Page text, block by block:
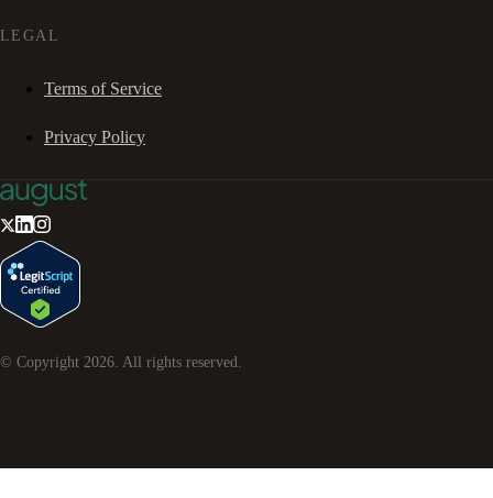
LEGAL
Terms of Service
Privacy Policy
© Copyright 2026. All rights reserved.